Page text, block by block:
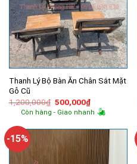
Thanh Lý Bộ Bàn Ăn Chân Sắt Mặt
Gỗ Cũ
1,200,000₫ Giá
gốc
là:
500,000₫Giá
hiện
tại
500,000₫.
Còn hàng - Giao nhanh
-15%